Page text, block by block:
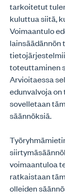
tarkoitetut
kuluttua siitä,
Voimaantulo
lainsäädännön
toteuttaminen
Arvioitaessa
edunvalvoja
sovelletaan
säännöksiä.
voimaantuloa
ratkaistaan
olleiden